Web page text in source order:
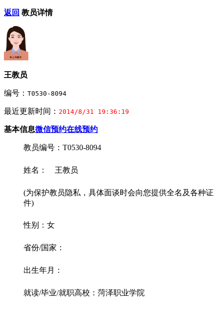
返回 教员详情
王教员
编号： T0530-8094
最近更新时间： 2014/8/31 19:36:19
基本信息微信预约在线预约
教员编号：T0530-8094
姓名： 王教员
(为保护教员隐私，具体面谈时会向您提供全名及各种证
件)
性别：女
省份/国家：
出生年月：
就读/毕业/就职高校：菏泽职业学院